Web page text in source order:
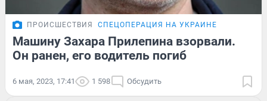
ПРОИСШЕСТВИЯ СПЕЦОПЕРАЦИЯ НА УКРАИНЕ
Машину Захара Прилепина взорвали.
Он ранен, его водитель погиб
6 мая, 2023, 17:41 1 598 Обсудить